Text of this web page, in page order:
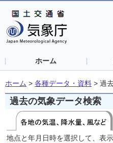
ホーム
ホーム > 各種データ・資料 > 過
過去の気象データ検索
地点と年月日時を選択して、表